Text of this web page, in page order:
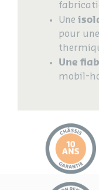
Une
pour
Une
mobil-